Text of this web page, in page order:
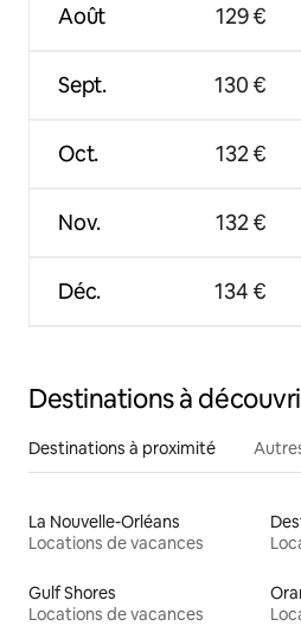
Août
Sept.
Oct.
Nov.
Déc.
129 €
130 €
132 €
132 €
134 €
Destinations à
Destinations à proximité
La Nouvelle-Orléans
Locations de vacances
Gulf Shores
Locations de vacances